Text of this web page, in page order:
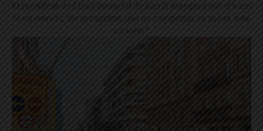
El president de l'Eix Comercial de Sarrià assegura que el barri
té un comerç "de proximitat, que no competeix en preus, sinó
en valor”